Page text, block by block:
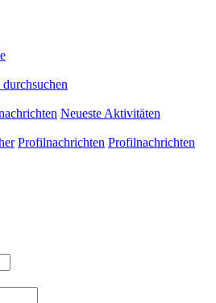
Neueste Aktivitäten
Profilnachrichten Profilnachrichten